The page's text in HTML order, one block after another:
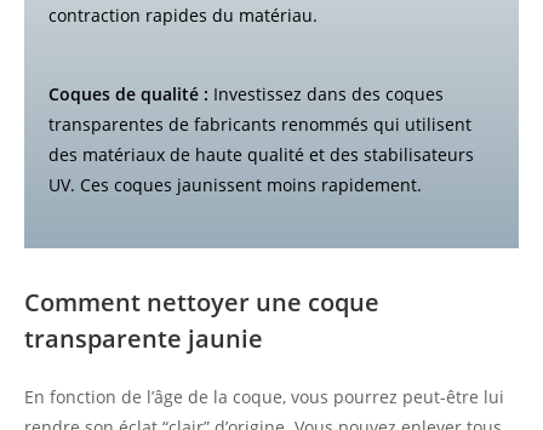
contraction rapides du matériau.
Coques de qualité : Investissez dans des coques
transparentes de fabricants renommés qui utilisent
des matériaux de haute qualité et des stabilisateurs
UV. Ces coques jaunissent moins rapidement.
Comment nettoyer une coque
transparente jaunie
En fonction de l’âge de la coque, vous pourrez peut-être lui